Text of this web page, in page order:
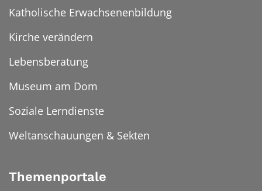
Katholische Erwachsenenbildung
Kirche verändern
Lebensberatung
Museum am Dom
Soziale Lerndienste
Weltanschauungen & Sekten
Themenportale